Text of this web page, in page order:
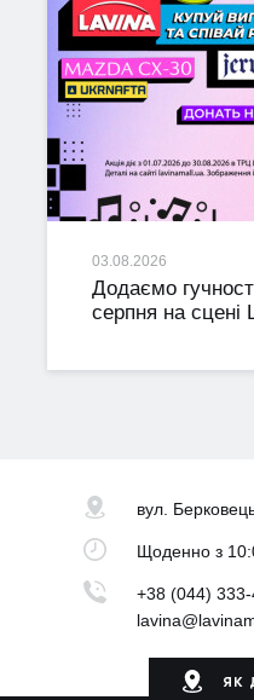
03.08.2026
Додаємо
серпня на сцені
вул.
Щоденноз
+38 (044)
ЯК